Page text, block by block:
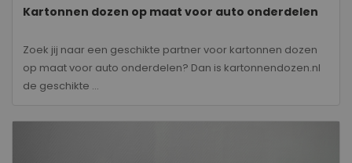
Kartonnen dozen op maat voor auto onderdelen
Zoek jij naar een geschikte partner voor kartonnen dozen
op maat voor auto onderdelen? Dan is kartonnendozen.nl
de geschikte ...